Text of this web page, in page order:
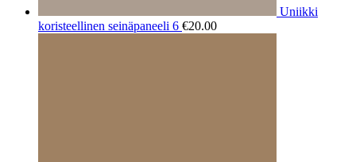
Uniikki
koristeellinen seinäpaneeli 6 €20.00